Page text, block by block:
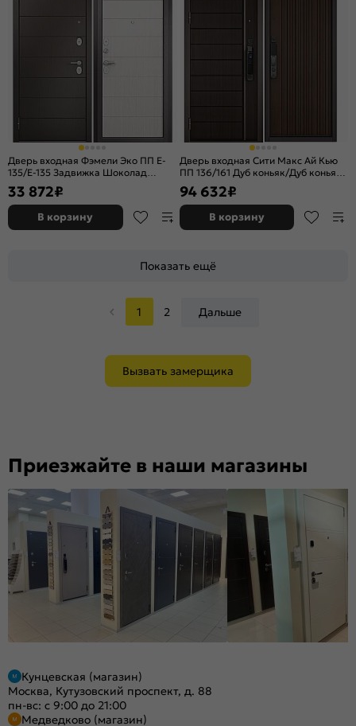
Дверь входная Фэмели Эко ПП E-
135/E-135 Задвижка Шоколад
ларче/Бьянко ларче, 2 замка, с
ночной задвижкой
33 872₽
В корзину
Дверь входная Сити Макс Ай Кью
ПП 136/161 Дуб коньяк/Дуб коньяк,
2 замка
94 632₽
В корзину
Показать ещё
1 2 Дальше
Вызвать замерщика
Приезжайте в наши магазины
Кунцевская (магазин)
Москва, Кутузовский проспект, д. 88
пн-вс: с 9:00 до 21:00
Медведково (магазин)